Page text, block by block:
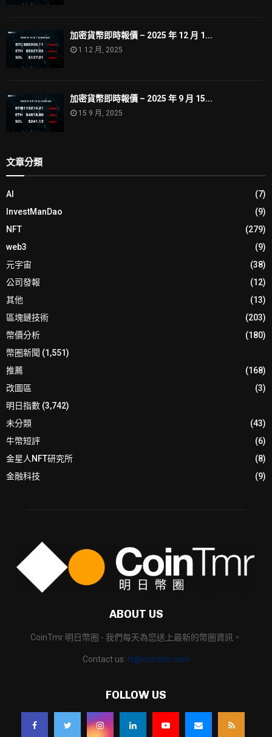
加密貨幣即時報價 – 2025 年 12 月 1...
1 12 月, 2025
加密貨幣即時報價 – 2025 年 9 月 15...
15 9 月, 2025
文章分類
AI
(7)
InvestManDao
(9)
NFT
(279)
web3
(9)
元宇宙
(38)
公司發報
(12)
其他
(13)
區塊鏈技術
(203)
幣價分析
(180)
幣圈新聞 (1,551)
推薦
(168)
改圖區
(3)
明日指數 (3,742)
未分類
(43)
牛幣短評
(6)
金星人NFT研究所
(8)
金融科技
(9)
ABOUT US
CoinTmr 明日幣圈 - 我們每天為您送上最新的幣圈資訊。
Contact us: hi@cointmr.com
FOLLOW US